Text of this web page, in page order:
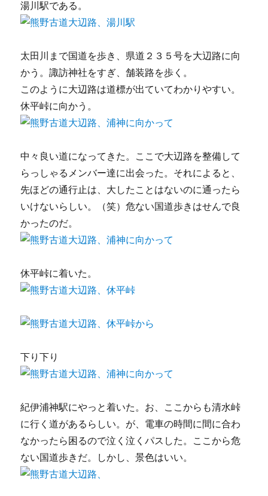
湯川駅である。
太田川まで国道を歩き、県道２３５号を大辺路に向
かう。諏訪神社をすぎ、舗装路を歩く。
このように大辺路は道標が出ていてわかりやすい。
休平峠に向かう。
中々良い道になってきた。ここで大辺路を整備して
らっしゃるメンバー達に出会った。それによると、
先ほどの通行止は、大したことはないのに通ったら
いけないらしい。（笑）危ない国道歩きはせんで良
かったのだ。
休平峠に着いた。
下り下り
紀伊浦神駅にやっと着いた。お、ここからも清水峠
に行く道があるらしい。が、電車の時間に間に合わ
なかったら困るので泣く泣くパスした。ここから危
ない国道歩きだ。しかし、景色はいい。